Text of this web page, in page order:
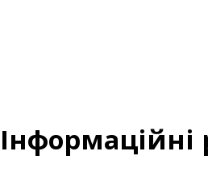
Інформаційні